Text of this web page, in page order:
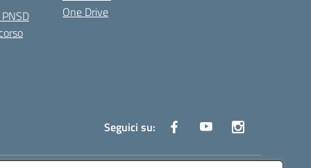
One Drive
Seguici su: